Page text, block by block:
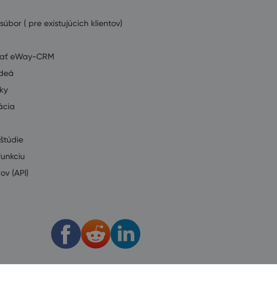
( pre existujúcich klientov)
eWay-CRM
(API)